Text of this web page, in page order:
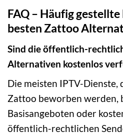
FAQ – Häufig gestellte
besten Zattoo
Sind die öffentlich-
Alternativen kostenlos
Die meisten IPTV-
Zattoo beworben werden,
Basisangeboten oder
öffentlich-rechtlichen